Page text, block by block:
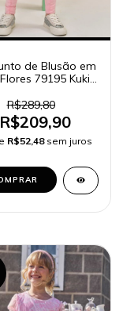
de Blusão em
79195 Kukiê
Rosa 79158
R$289,80
R$209,90
R$52,48 sem juros